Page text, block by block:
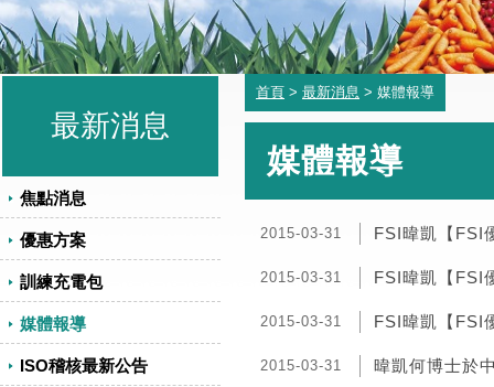
最新消息
焦點消息
優惠方案
訓練充電包
媒體報導
ISO稽核最新公告
首頁 > 最新消息 > 媒體報導
媒體報導
2015-03-31 FSI暐凱【FSI
2015-03-31 FSI暐凱【FSI
2015-03-31 FSI暐凱【FSI
2015-03-31 暐凱何博士於